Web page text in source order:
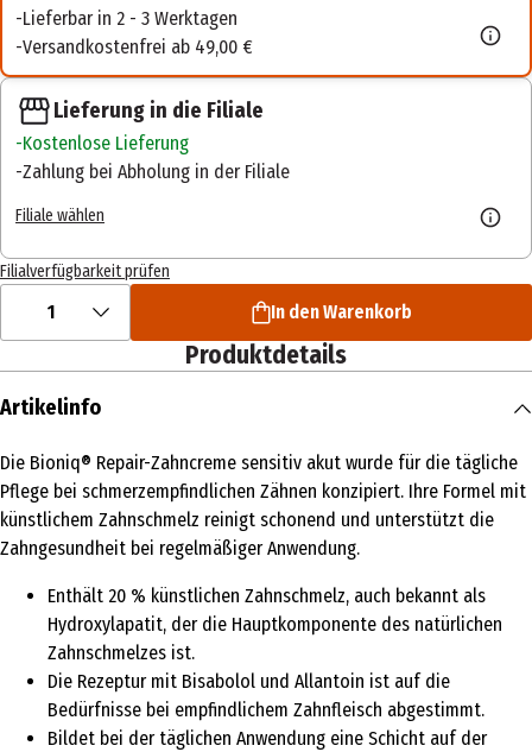
Lieferbar in 2 - 3 Werktagen
Versandkostenfrei ab 49,00 €
Lieferung in die Filiale
Kostenlose Lieferung
Zahlung bei Abholung in der Filiale
Filiale wählen
Filialverfügbarkeit prüfen
1 In den Warenkorb
Produktdetails
Artikelinfo
Die Bioniq® Repair-Zahncreme sensitiv akut wurde für die tägliche
Pflege bei schmerzempfindlichen Zähnen konzipiert. Ihre Formel mit
künstlichem Zahnschmelz reinigt schonend und unterstützt die
Zahngesundheit bei regelmäßiger Anwendung.
Enthält 20 % künstlichen Zahnschmelz, auch bekannt als
Hydroxylapatit, der die Hauptkomponente des natürlichen
Zahnschmelzes ist.
Die Rezeptur mit Bisabolol und Allantoin ist auf die
Bedürfnisse bei empfindlichem Zahnfleisch abgestimmt.
Bildet bei der täglichen Anwendung eine Schicht auf der